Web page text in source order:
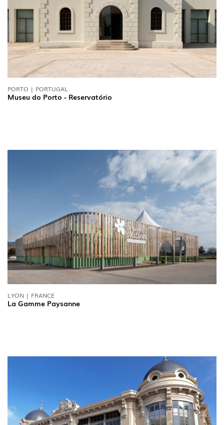
PORTO | PORTUGAL
Museu do Porto - Reservatório
LYON | FRANCE
La Gamme Paysanne